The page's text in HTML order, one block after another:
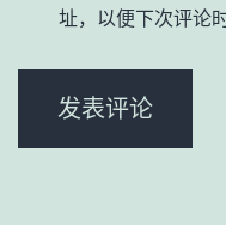
址，以便下次评论